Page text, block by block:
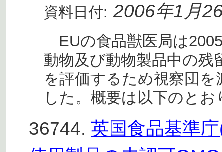
資料日付: 2006年1月
EUの食品獣医局は
動物及び動物製品中の残
を評価するため視察団
した。概要は以下のと
36744. 英国食品基準